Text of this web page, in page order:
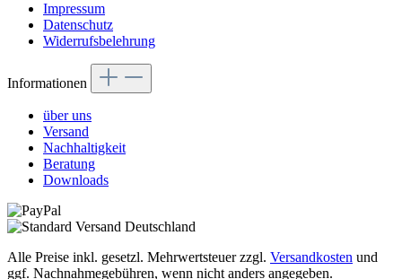
Impressum
Datenschutz
Widerrufsbelehrung
Informationen
über uns
Versand
Nachhaltigkeit
Beratung
Downloads
Alle Preise inkl. gesetzl. Mehrwertsteuer zzgl. Versandkosten und
ggf. Nachnahmegebühren, wenn nicht anders angegeben.